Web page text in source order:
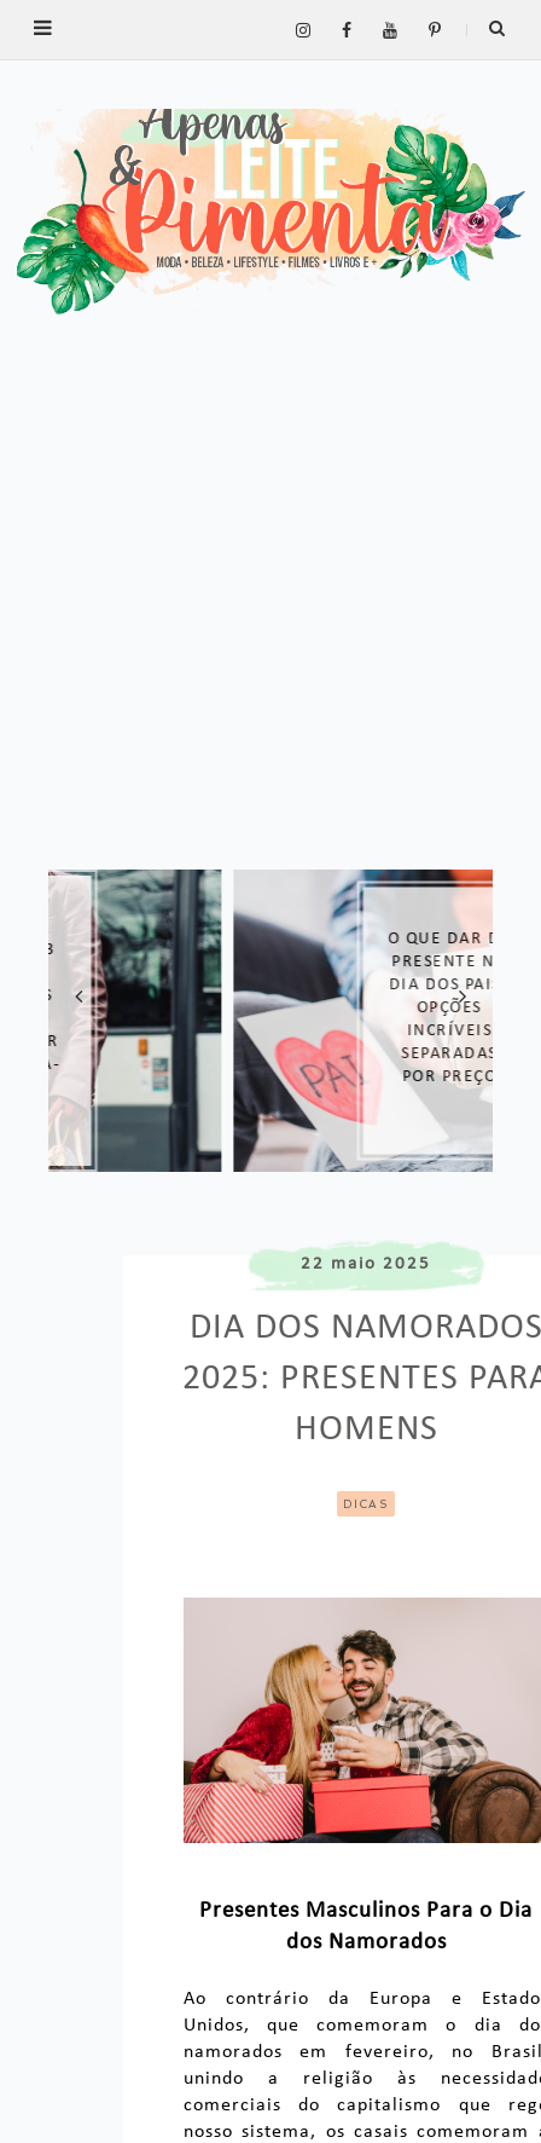
O QUE DAR DE
PRESENTE NO
DIA DOS PAIS?
OPÇÕES
INCRÍVEIS
SEPARADAS
POR PREÇO
22 maio 2025
DIA DOS
2025: PRESENTES
HOMENS
DICAS
Presentes Masculinos Para o Dia
dos Namorados
Ao contrário da Europa e
Unidos, que comemoram o dia
namorados em fevereiro, no
unindo a religião às
comerciais do capitalismo que
nosso sistema, os casais comemoram